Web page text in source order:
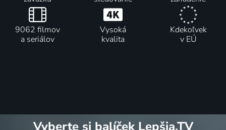
9062 filmov
a seriálov
Vysoká
kvalita
Kdekoľvek
v EÚ
Vyberte si balíček Lepšia.TV